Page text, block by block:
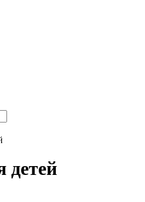
детей